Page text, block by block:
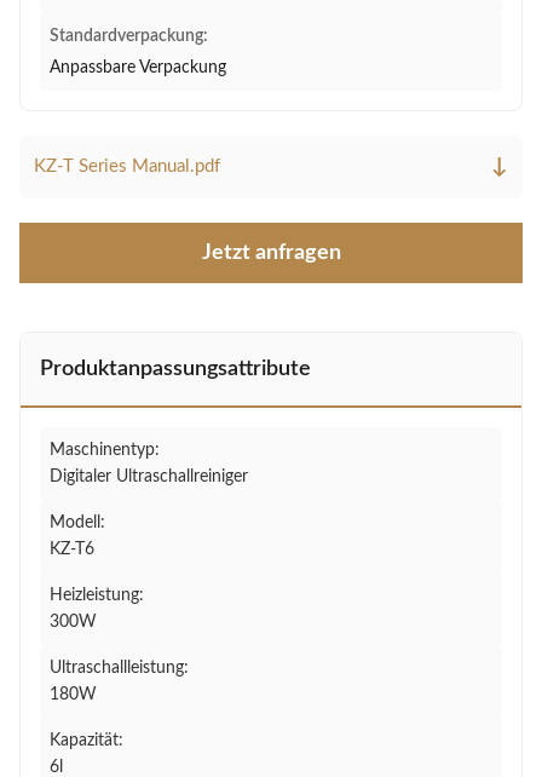
Standardverpackung:
Anpassbare Verpackung
KZ-T Series Manual.pdf ↓
Jetzt anfragen
Produktanpassungsattribute
Maschinentyp:
Digitaler Ultraschallreiniger
Modell:
KZ-T6
Heizleistung:
300W
Ultraschallleistung:
180W
Kapazität:
6l